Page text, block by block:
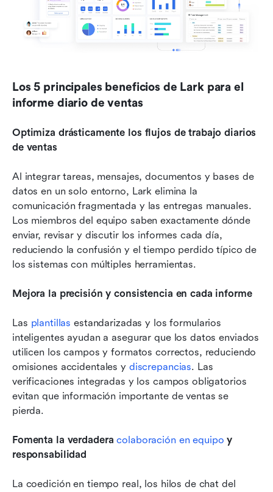
Los 5 principales beneficios de Lark para el
informe diario de ventas
Optimiza drásticamente los flujos de trabajo diarios
de ventas
Al integrar tareas, mensajes, documentos y bases de
datos en un solo entorno, Lark elimina la
comunicación fragmentada y las entregas manuales.
Los miembros del equipo saben exactamente dónde
enviar, revisar y discutir los informes cada día,
reduciendo la confusión y el tiempo perdido típico de
los sistemas con múltiples herramientas.
Mejora la precisión y consistencia en cada informe
Las plantillas estandarizadas y los formularios
inteligentes ayudan a asegurar que los datos enviados
utilicen los campos y formatos correctos, reduciendo
omisiones accidentales y discrepancias. Las
verificaciones integradas y los campos obligatorios
evitan que información importante de ventas se
pierda.
Fomenta la verdadera colaboración en equipo y
responsabilidad
La coedición en tiempo real, los hilos de chat del